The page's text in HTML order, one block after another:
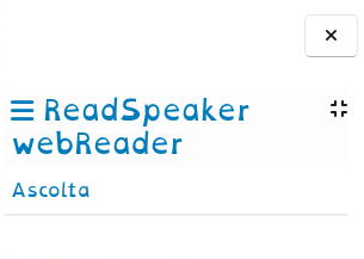
Blocchi
ReadSpeaker
webReader
Ascolta